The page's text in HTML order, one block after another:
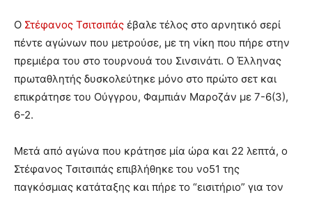
Ο Στέφανος Τσιτσιπάς έβαλε τέλος στο αρνητικό σερί
πέντε αγώνων που μετρούσε, με τη νίκη που πήρε στην
πρεμιέρα του στο τουρνουά του Σινσινάτι. Ο Έλληνας
πρωταθλητής δυσκολεύτηκε μόνο στο πρώτο σετ και
επικράτησε του Ούγγρου, Φαμπιάν Μαροζάν με 7-6(3),
6-2.
Μετά από αγώνα που κράτησε μία ώρα και 22 λεπτά, ο
Στέφανος Τσιτσιπάς επιβλήθηκε του νο51 της
παγκόσμιας κατάταξης και πήρε το “εισιτήριο” για τον